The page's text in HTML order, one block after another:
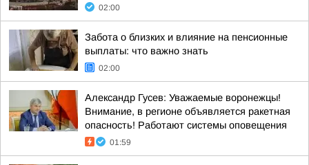
02:00
Забота о близких и влияние на пенсионные
выплаты: что важно знать
02:00
Александр Гусев: Уважаемые воронежцы!
Внимание, в регионе объявляется ракетная
опасность! Работают системы оповещения
01:59